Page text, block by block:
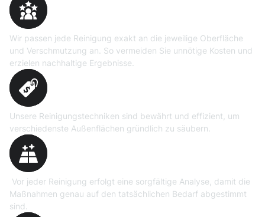
Wir passen jede Reinigung exakt an die jeweilige Oberfläche
und Verschmutzung an. So vermeiden Sie unnötige Kosten und
erzielen nachhaltige Ergebnisse.
Unsere Reinigungstechniken sind bewährt und effizient, um
verschiedenste Außenflächen gründlich zu säubern.
Vor jeder Reinigung erfolgt eine sorgfältige Analyse, damit die
Maßnahmen genau auf den tatsächlichen Bedarf abgestimmt
sind.